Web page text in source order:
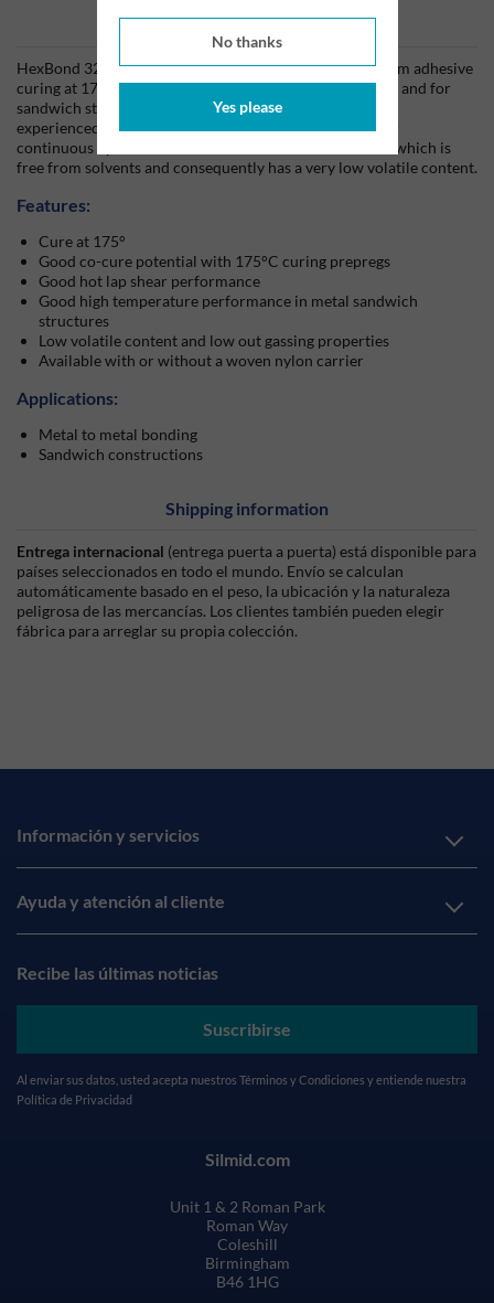
No thanks
Yes please
Información del producto
HexBond 322U is a high performance modified epoxy film adhesive
curing at 175°C. It is suitable for bonding metal to metal and for
sandwich structures, where operating temperatures are
experienced up to 220°C for short periods, or 200°C for
continuous operation. HexBond 322U is a hot melt film which is
free from solvents and consequently has a very low volatile content.
Features:
Cure at 175°
Good co-cure potential with 175°C curing prepregs
Good hot lap shear performance
Good high temperature performance in metal sandwich
structures
Low volatile content and low out gassing properties
Available with or without a woven nylon carrier
Applications:
Metal to metal bonding
Sandwich constructions
Shipping information
Entrega internacional (entrega puerta a puerta) está disponible para
países seleccionados en todo el mundo. Envío se calculan
automáticamente basado en el peso, la ubicación y la naturaleza
peligrosa de las mercancías. Los clientes también pueden elegir
fábrica para arreglar su propia colección.
Información y servicios
Ayuda y atención al cliente
Recibe las últimas noticias
Suscribirse
Al enviar sus datos, usted acepta nuestros Términos y Condiciones y entiende nuestra
Política de Privacidad
Silmid.com
Unit 1 & 2 Roman Park
Roman Way
Coleshill
Birmingham
B46 1HG